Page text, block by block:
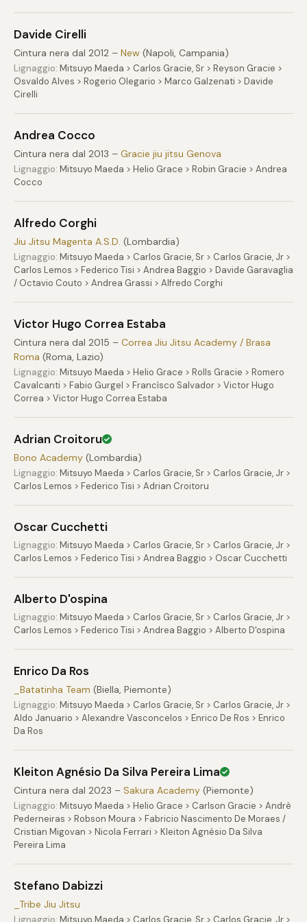
Davide Cirelli
Cintura nera dal 2012 – New (Napoli, Campania)
Lignaggio: Mitsuyo Maeda > Carlos Gracie, Sr > Reyson Gracie >
Osvaldo Alves > Rogerio Olegario > Marco Galzenati > Davide
Cirelli
Andrea Cocco
Cintura nera dal 2013 – Gracie jiu jitsu Genova
Lignaggio: Mitsuyo Maeda > Helio Grace > Robin Gracie > Andrea
Cocco
Alfredo Corghi
Jiu Jitsu Magenta A.S.D. (Lombardia)
Lignaggio: Mitsuyo Maeda > Carlos Gracie, Sr > Carlos Gracie, Jr >
Carlos Lemos > Federico Tisi > Andrea Baggio > Davide Garavaglia
/ Octavio Couto > Andrea Grassi > Alfredo Corghi
Victor Hugo Correa Estaba
Cintura nera dal 2015 – Correa Jiu Jitsu Academy / Brasa
Roma (Roma, Lazio)
Lignaggio: Mitsuyo Maeda > Helio Grace > Rolls Gracie > Romero
Cavalcanti > Fabio Gurgel > Francìsco Salvador > Victor Hugo
Correa > Victor Hugo Correa Estaba
Adrian Croitoru
Bono Academy (Lombardia)
Lignaggio: Mitsuyo Maeda > Carlos Gracie, Sr > Carlos Gracie, Jr >
Carlos Lemos > Federico Tisi > Adrian Croitoru
Oscar Cucchetti
Lignaggio: Mitsuyo Maeda > Carlos Gracie, Sr > Carlos Gracie, Jr >
Carlos Lemos > Federico Tisi > Andrea Baggio > Oscar Cucchetti
Alberto D'ospina
Lignaggio: Mitsuyo Maeda > Carlos Gracie, Sr > Carlos Gracie, Jr >
Carlos Lemos > Federico Tisi > Andrea Baggio > Alberto D'ospina
Enrico Da Ros
_Batatinha Team (Biella, Piemonte)
Lignaggio: Mitsuyo Maeda > Carlos Gracie, Sr > Carlos Gracie, Jr >
Aldo Januario > Alexandre Vasconcelos > Enrico De Ros > Enrico
Da Ros
Kleiton Agnésio Da Silva Pereira Lima
Cintura nera dal 2023 – Sakura Academy (Piemonte)
Lignaggio: Mitsuyo Maeda > Helio Grace > Carlson Gracie > Andrè
Pederneiras > Robson Moura > Fabricio Nascimento De Moraes /
Cristian Migovan > Nicola Ferrari > Kleiton Agnésio Da Silva
Pereira Lima
Stefano Dabizzi
_Tribe Jiu Jitsu
Lignaggio: Mitsuyo Maeda > Carlos Gracie, Sr > Carlos Gracie, Jr >